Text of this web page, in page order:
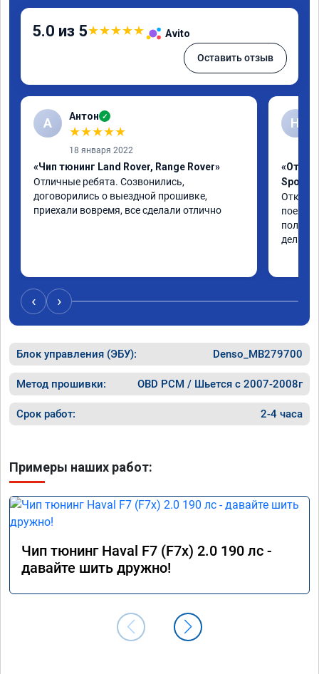
5.0 из 5★★★★★ Avito
Оставить отзыв
А Антон ✓
★★★★★
18 января 2022
«Чип тюнинг Land Rover, Range Rover»
Отличные ребята. Созвонились,
договорились о выездной прошивке,
приехали вовремя, все сделали отлично
Н
Sport
полет
дела.
‹ ›
Блок управления (ЭБУ): Denso_MB279700
Метод прошивки: OBD PCM / Шьется с 2007-2008г
Срок работ: 2-4 часа
Примеры наших работ:
Чип тюнинг Haval F7 (F7x) 2.0 190 лс -
давайте шить дружно!